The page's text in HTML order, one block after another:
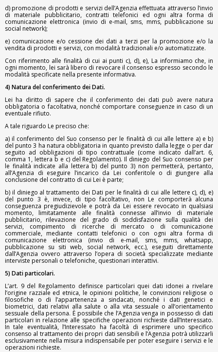
d) promozione di prodotti e servizi dell’Agenzia effettuata attraverso l’invio
di materiale pubblicitario, contratti telefonici ed ogni altra forma di
comunicazione elettronica (invio di e-mail, sms, mms, pubblicazione su
social network);
e) comunicazione e/o cessione dei dati a terzi per la promozione e/o la
vendita di prodotti e servizi, con modalità tradizionali e/o automatizzate.
Con riferimento alle finalità di cui ai punti c), d), e), La informiamo che, in
ogni momento, lei sarà libero di revocare il consenso espresso secondo le
modalità specificate nella presente informativa.
4) Natura del conferimento dei Dati.
Lei ha diritto di sapere che il conferimento dei dati può avere natura
obbligatoria o facoltativa, nonché comportare conseguenze in caso di un
eventuale rifiuto.
A tale riguardo Le preciso che:
a) il conferimento del Suo consenso per le finalità di cui alle lettere a) e b)
del punto 3 ha natura obbligatoria in quanto previsto dalla legge o per dar
seguito ad obbligazioni di tipo contrattuale (come indicato dall’art. 6,
comma 1, lettera b e c) del Regolamento). Il diniego del Suo consenso per
le finalità indicate alla lettera b) del punto 3) non permetterà, pertanto,
all’Agenzia di eseguire l’incarico da Lei conferitole o di giungere alla
conclusione del contratto di cui Lei è parte;
b) il diniego al trattamento dei Dati per le finalità di cui alle lettere c), d), e)
del punto 3 è, invece, di tipo facoltativo, non Le comporterà alcuna
conseguenza pregiudizievole e potrà da Lei essere revocato in qualsiasi
momento, limitatamente alle finalità connesse all’invio di materiale
pubblicitario, rilevazione del grado di soddisfazione sulla qualità dei
servizi, compimento di ricerche di mercato o di comunicazione
commerciale, mediante contatti telefonici o con ogni altra forma di
comunicazione elettronica (invio di e-mail, sms, mms, whatsapp,
pubblicazione su siti web, social network, ecc.), eseguiti direttamente
dall’Agenzia ovvero attraverso l’opera di società specializzate mediante
interviste personali o telefoniche, questionari interattivi.
5) Dati particolari.
L’art. 9 del Regolamento definisce particolari quei dati idonei a rivelare
l’origine razziale ed etnica, le opinioni politiche, le convinzioni religiose o
filosofiche o di l’appartenenza a sindacati, nonché i dati genetici e
biometrici, dati relativi alla salute o alla vita sessuale o all’orientamento
sessuale della persona. È possibile che l’Agenzia venga in possesso di dati
particolari in relazione alle specifiche operazioni richieste dall’Interessato.
In tale eventualità, l’Interessato ha facoltà di esprimere uno specifico
consenso al trattamento dei propri dati sensibili e l’Agenzia potrà utilizzarli
esclusivamente nella misura indispensabile per poter eseguire i servizi e le
operazioni richieste.